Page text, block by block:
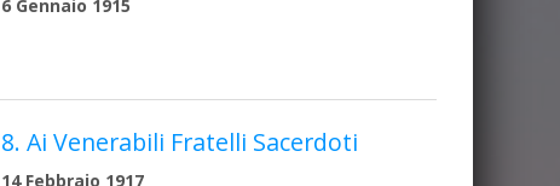
6 Gennaio 1915
8. Ai Venerabili Fratelli Sacerdoti
14 Febbraio 1917